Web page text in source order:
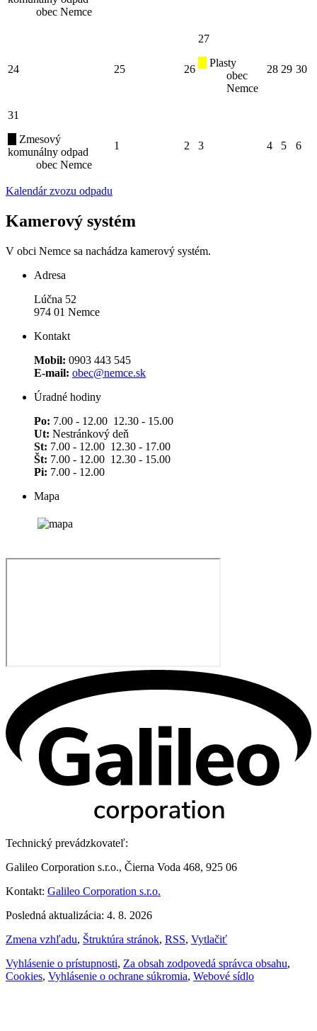
obec Nemce
24 25 26
27
Plasty
obec
Nemce
28 29 30
31
Zmesový
komunálny odpad
obec Nemce
1 2 3 4 5 6
Kalendár zvozu odpadu
Kamerový systém
V obci Nemce sa nachádza kamerový systém.
Adresa
Lúčna 52
974 01 Nemce
Kontakt
Mobil: 0903 443 545
E-mail: obec@nemce.sk
Úradné hodiny
Po: 7.00 - 12.00 12.30 - 15.00
Ut: Nestránkový deň
St: 7.00 - 12.00 12.30 - 17.00
Št: 7.00 - 12.00 12.30 - 15.00
Pi: 7.00 - 12.00
Mapa
Technický prevádzkovateľ:
Galileo Corporation s.r.o., Čierna Voda 468, 925 06
Kontakt: Galileo Corporation s.r.o.
Posledná aktualizácia: 4. 8. 2026
Zmena vzhľadu, Štruktúra stránok, RSS, Vytlačiť
Vyhlásenie o prístupnosti, Za obsah zodpovedá správca obsahu,
Cookies, Vyhlásenie o ochrane súkromia, Webové sídlo